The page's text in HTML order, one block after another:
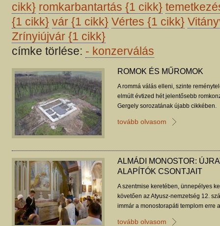
cikk} romkarbantartás {1 cikk}
{1 cikk} vár {1 cikk} Vértes {1 cikk}
Zrínyiújvár {1 cikk}
címke törlése: - konzerválás
ROMOK ÉS MŰROMOK
A rommá válás elleni, szinte
elmúlt évtized hét jelentősebb
Gergely sorozatának újabb cikkében.
tovább olvasom
ALMÁDI MONOSTOR:
ALAPÍTÓK CSONTJAIT
A szentmise keretében, ünnepélyes
követően az Atyusz-nemzetség 12.
immár a monostorapáti templom erre
tovább olvasom